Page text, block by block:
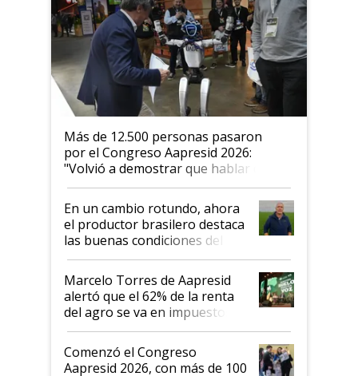
Más de 12.500 personas pasaron
por el Congreso Aapresid 2026:
"Volvió a demostrar que hablar del
suelo es hablar de todo el sistema
productivo"
En un cambio rotundo, ahora
el productor brasilero destaca
las buenas condiciones del
agro argentino para invertir:
"Los veo más motivados"
Marcelo Torres de Aapresid
alertó que el 62% de la renta
del agro se va en impuestos:
"No es bueno que en
Argentina se sigan discutiendo
las mismas cosas de hace 50
Comenzó el Congreso
Aapresid 2026, con más de 100